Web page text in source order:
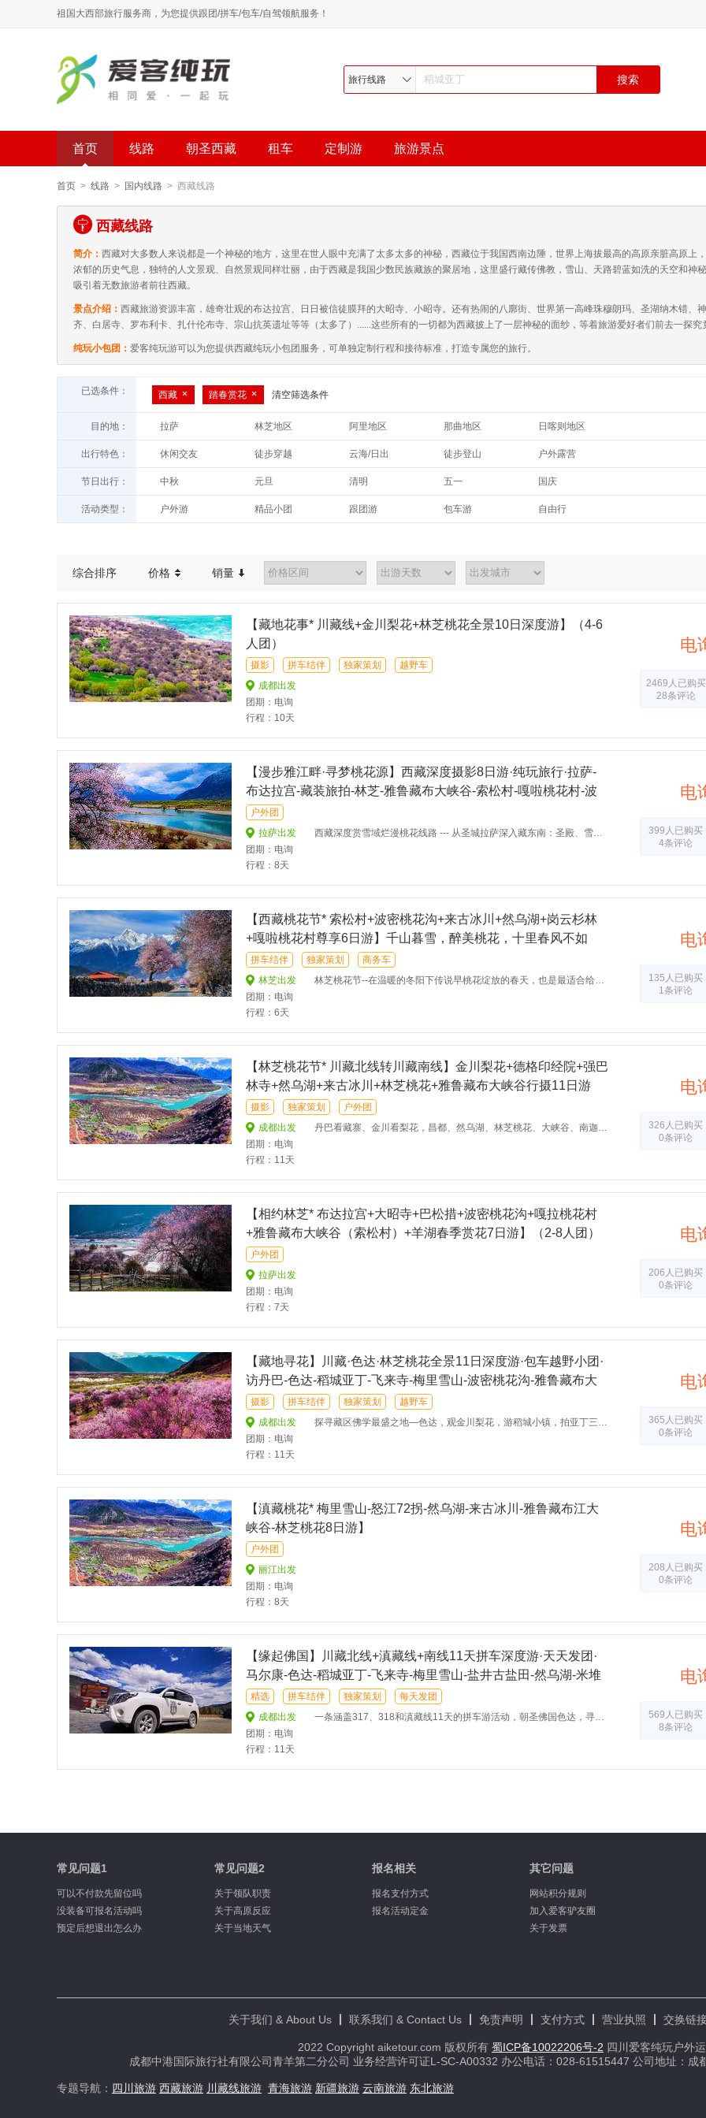
祖国大西部旅行服务商，为您提供跟团/拼车/包车/自驾领航服务！
旅行线路
首页 线路 朝圣西藏 租车 定制游 旅游景点
首页 > 线路 > 国内线路 > 西藏线路
西藏线路
简介： 西藏对大多数人来说都是一个神秘的地方，这里在世人眼中充满了太多太多的神秘，西藏位于我国西南边陲，世界上海拔最高的高原亲脏高原上
浓郁的历史气息，独特的人文景观、自然景观同样壮丽，由于西藏是我国少数民族藏族的聚居地，这里盛行藏传佛教，雪山、天路碧蓝如洗的天空和神
吸引着无数旅游者前往西藏。
景点介绍： 西藏旅游资源丰富，雄奇壮观的布达拉宫、日日被信徒膜拜的大昭寺、小昭寺。还有热闹的八廓街、世界第一高峰珠穆朗玛、圣湖纳木错、
齐、白居寺、罗布利卡、扎什伦布寺、宗山抗英遗址等等（太多了）......这些所有的一切都为西藏披上了一层神秘的面纱，等着旅游爱好者们前去一探究
纯玩小包团： 爱客纯玩游可以为您提供西藏纯玩小包团服务，可单独定制行程和接待标准，打造专属您的旅行。
已选条件： 西藏 踏春赏花 清空筛选条件
目的地： 拉萨 林芝地区 阿里地区 那曲地区
日喀则地区
出行特色： 休闲交友 徒步穿越 云海/日出 徒步登山
户外露营
休闲徒步
亲子游 温泉 探洞
休闲度假
节日出行： 中秋 元旦 清明 五一
国庆
活动类型： 户外游 精品小团 跟团游 包车游
自由行
综合排序 价格 销量
【藏地花事* 川藏线+金川梨花+林芝桃花全景10日深度游】（4-6
人团）
摄影 拼车结伴 独家策划
越野车
成都出发
团期：电询
行程：10天
电
2469人已购买
28条评论
【漫步雅江畔·寻梦桃花源】西藏深度摄影8日游·纯玩旅行·拉萨-
布达拉宫-藏装旅拍-林芝-雅鲁藏布大峡谷-索松村-嘎啦桃花村-波
密桃花沟-岗云杉林-巴松措
户外团
拉萨出发
西藏深度赏雪域烂漫桃花线路 --- 从圣城拉萨深入藏东南：圣殿、雪山、高原、森林、河流、峡谷、藏居……深入挖掘那些真正值得探索的风景和文化，引领你融入当地的生活，体验每一个目的地的原汁原味。
团期：电询
行程：8天
电
399人已购买
4条评论
【西藏桃花节* 索松村+波密桃花沟+来古冰川+然乌湖+岗云杉林
+嘎啦桃花村尊享6日游】千山暮雪，醉美桃花，十里春风不如
你，百里桃花不及卿（林芝集散）
拼车结伴 独家策划
商务车
林芝出发
林芝桃花节--在温暖的冬阳下传说早桃花绽放的春天，也是最适合给彼此爱情美好祝福的时机。你无法想象在海拔最高的青藏高原上，竟然会有这样一个藏东小江南在等你！
团期：电询
行程：6天
电
135人已购买
1条评论
【林芝桃花节* 川藏北线转川藏南线】金川梨花+德格印经院+强巴
林寺+然乌湖+来古冰川+林芝桃花+雅鲁藏布大峡谷行摄11日游
摄影 独家策划
户外团
成都出发
丹巴看藏寨、金川看梨花，昌都、然乌湖、林芝桃花、大峡谷、南迦巴瓦峰、这条线路综合了317国道和318国道上经典美景，是您春季进藏的必选线路！
团期：电询
行程：11天
电
326人已购买
0条评论
【相约林芝* 布达拉宫+大昭寺+巴松措+波密桃花沟+嘎拉桃花村
+雅鲁藏布大峡谷（索松村）+羊湖春季赏花7日游】（2-8人团）
户外团
拉萨出发
团期：电询
行程：7天
电
206人已购买
0条评论
【藏地寻花】川藏·色达·林芝桃花全景11日深度游·包车越野小团·
访丹巴-色达-稻城亚丁-飞来寺-梅里雪山-波密桃花沟-雅鲁藏布大
峡谷-巴松措-拉萨
摄影 拼车结伴 独家策划
越野车
成都出发
探寻藏区佛学最盛之地—色达，观金川梨花，游稻城小镇，拍亚丁三神山，朝圣梅里雪山，在林芝，在波密畅游桃花海洋，让我们一起迎接这中国最美春天
团期：电询
行程：11天
电
365人已购买
0条评论
【滇藏桃花* 梅里雪山-怒江72拐-然乌湖-来古冰川-雅鲁藏布江大
峡谷-林芝桃花8日游】
户外团
丽江出发
团期：电询
行程：8天
电
208人已购买
0条评论
【缘起佛国】川藏北线+滇藏线+南线11天拼车深度游·天天发团·
马尔康-色达-稻城亚丁-飞来寺-梅里雪山-盐井古盐田-然乌湖-米堆
冰川-鲁朗林海-林芝-尼洋河-巴松措-拉萨-圣湖羊卓雍措
精选 拼车结伴 独家策划
每天发团
成都出发
一条涵盖317、318和滇藏线11天的拼车游活动，朝圣佛国色达，寻找失落的地图稻城亚丁，远观神山卡瓦博格峰，探索古盐田遗迹，最后经川藏南线抵达拉萨！
团期：电询
行程：11天
电
569人已购买
8条评论
常见问题1
可以不付款先留位吗
没装备可报名活动吗
预定后想退出怎么办
常见问题2
关于领队职责
关于高原反应
关于当地天气
报名相关
报名支付方式
报名活动定金
其它问题
网站积分规则
加入爱客驴友圈
关于发票
关于我们 & About Us 联系我们 & Contact Us 免责声明 支付方式 营业执照 交换链
2022 Copyright aiketour.com 版权所有 蜀ICP备10022206号-2 四川爱客纯玩户外
成都中港国际旅行社有限公司青羊第二分公司 业务经营许可证L-SC-A00332 办公电话：028-61515447 公司地址：
专题导航： 四川旅游 西藏旅游 川藏线旅游 青海旅游 新疆旅游 云南旅游 东北旅游